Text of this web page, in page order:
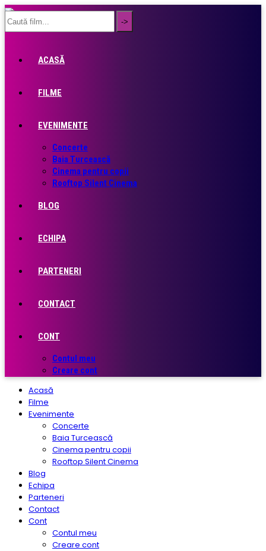
ACASĂ
FILME
EVENIMENTE
Concerte
Baia Turcească
Cinema pentru copii
Rooftop Silent Cinema
BLOG
ECHIPA
PARTENERI
CONTACT
CONT
Contul meu
Creare cont
Acasă
Filme
Evenimente
Concerte
Baia Turcească
Cinema pentru copii
Rooftop Silent Cinema
Blog
Echipa
Parteneri
Contact
Cont
Contul meu
Creare cont